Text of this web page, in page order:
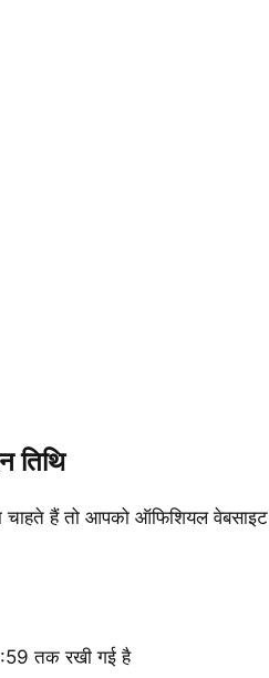
तिथि
हैं तो आपको ऑफिशियल वेबसाइट
तक रखी गई है